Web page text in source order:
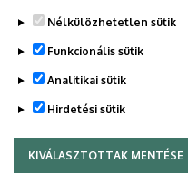
DE telefonkönyvében
Nélkülözhetetlen sütik
Funkcionális sütik
Analitikai sütik
Hirdetési sütik
KIVÁLASZTOTTAK MENTÉSE
WITHDRAW CONSENT